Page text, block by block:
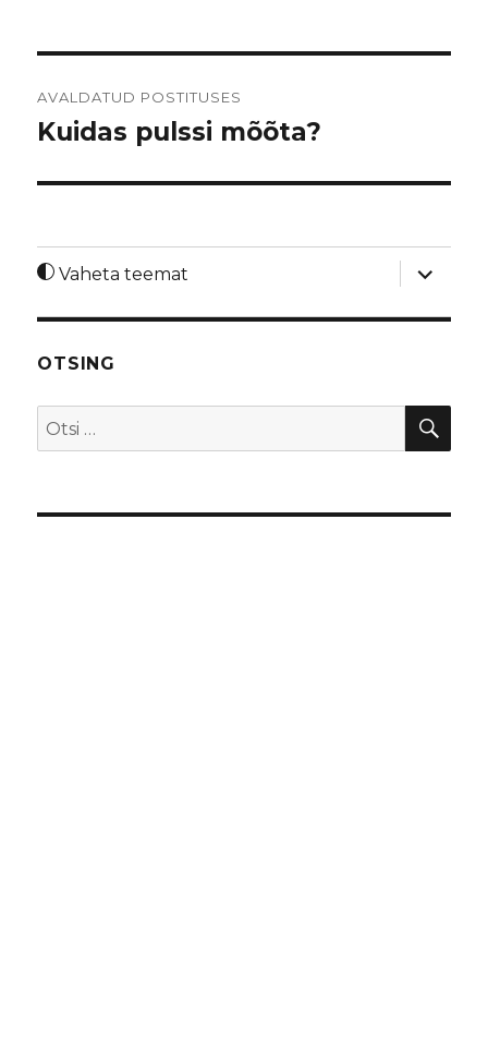
AVALDATUD POSTITUSES
Kuidas pulssi mõõta?
Vaheta teemat
laienda
OTSING
Otsi: